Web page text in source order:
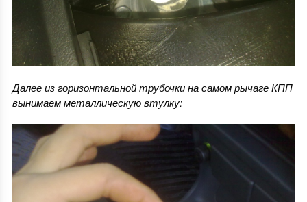
Далее из горизонтальной трубочки на самом рычаге КПП
вынимаем металлическую втулку: